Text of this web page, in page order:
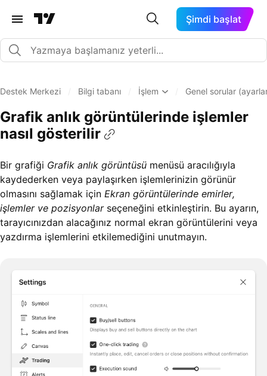
Şimdi başlat
Destek Merkezi Bilgi tabanı İşlem Genel sorular
Grafik anlık görüntülerinde işlemler
nasıl gösterilir
Bir grafiği Grafik anlık görüntüsü menüsü aracılığıyla
kaydederken veya paylaşırken işlemlerinizin görünür
olmasını sağlamak için Ekran görüntülerinde emirler,
işlemler ve pozisyonlarseçeneğini etkinleştirin. Bu ayarın,
tarayıcınızdan alacağınız normal ekran görüntülerini veya
yazdırma işlemlerini etkilemediğini unutmayın.